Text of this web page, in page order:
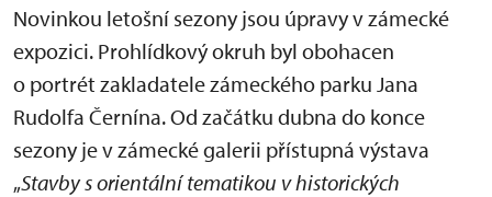
Novinkou letošní sezony jsou úpravy v zámecké
expozici. Prohlídkový okruh byl obohacen
o portrét zakladatele zámeckého parku Jana
Rudolfa Černína. Od začátku dubna do konce
sezony je v zámecké galerii přístupná výstava
„Stavby s orientální tematikou v historických